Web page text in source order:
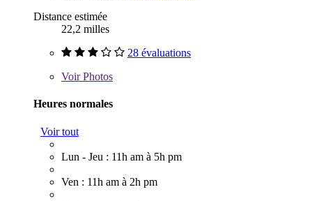
Distance estimée
22,2 milles
28 évaluations
VoirPhotos
Heures normales
Voir tout
Lun - Jeu : 11h am à 5h pm
Ven : 11h am à 2h pm